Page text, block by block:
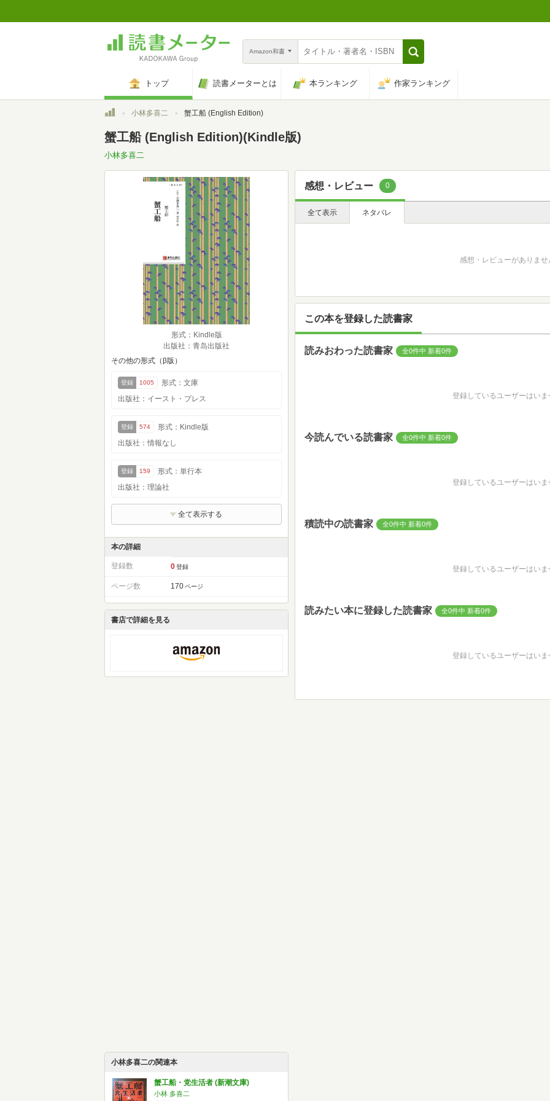
Amazon和書
トップ 読書メーターとは 本ランキング 作家ランキング
トップ小林多喜二 蟹工船 (English Edition)
蟹工船 (English Edition)(Kindle版)
小林多喜二
形式：Kindle版
出版社：青岛出版社
その他の形式（β版）
登録 1005
形式：文庫
出版社：イースト・プレス
登録 574
形式：Kindle版
出版社：情報なし
登録 159
形式：単行本
出版社：理論社
全て表示する
本の詳細
登録数 0 登録
ページ数 170 ページ
書店で詳細を見る
小林多喜二の関連本
蟹工船・党生活者 (新潮文庫)
小林 多喜二
感想・レビュー 0
全て表示 ネタバレ
感想・レビューがありませ
この本を登録した読書家
読みおわった読書家 全0件中 新着0件
登録しているユーザーはいま
今読んでいる読書家 全0件中 新着0件
登録しているユーザーはいま
積読中の読書家 全0件中 新着0件
登録しているユーザーはいま
読みたい本に登録した読書家 全0件中 新着0件
登録しているユーザーはいま